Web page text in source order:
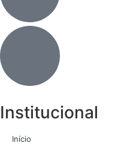
Institucional
Início